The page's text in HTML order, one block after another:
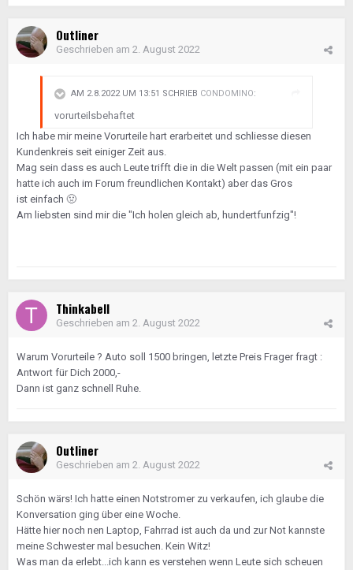
Outliner
Geschrieben am 2. August 2022
AM 2.8.2022 UM 13:51 SCHRIEB CONDOMINO:
vorurteilsbehaftet
Ich habe mir meine Vorurteile hart erarbeitet und schliesse diesen
Kundenkreis seit einiger Zeit aus.
Mag sein dass es auch Leute trifft die in die Welt passen (mit ein paar
hatte ich auch im Forum freundlichen Kontakt) aber das Gros
ist einfach 🤢
Am liebsten sind mir die "Ich holen gleich ab, hundertfunfzig"!
Thinkabell
Geschrieben am 2. August 2022
Warum Vorurteile ? Auto soll 1500 bringen, letzte Preis Frager fragt :
Antwort für Dich 2000,-
Dann ist ganz schnell Ruhe.
Outliner
Geschrieben am 2. August 2022
Schön wärs! Ich hatte einen Notstromer zu verkaufen, ich glaube die
Konversation ging über eine Woche.
Hätte hier noch nen Laptop, Fahrrad ist auch da und zur Not kannste
meine Schwester mal besuchen. Kein Witz!
Was man da erlebt...ich kann es verstehen wenn Leute sich scheuen